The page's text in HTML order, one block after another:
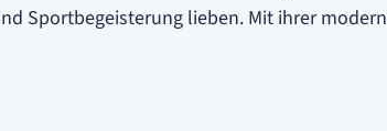
Sportbegeisterung lieben. Mit ihrer